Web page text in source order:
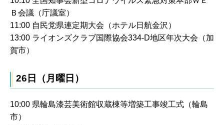
Ｂ会議（庁議室）
11:00 自民党県連定期大会（ホテル日航金沢）
13:00 ライオンズクラブ国際協会334-D地区年次大会（加
賀市）
26日（月曜日）
10:00 県輪島漆芸美術館収蔵棟等増築工事竣工式（輪島
市）